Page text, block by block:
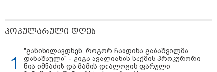
ადვოკატი ტარიელ კაკაბაძე
პოპულარული დღეს
"განიხილავდნენ, როგორ ჩაიდინა გაბაშვილმა
დანაშაული" - გიგა ავალიანის საქმის პროკურორი
ნია იმნაძის და მამის დიალოგის ფარული